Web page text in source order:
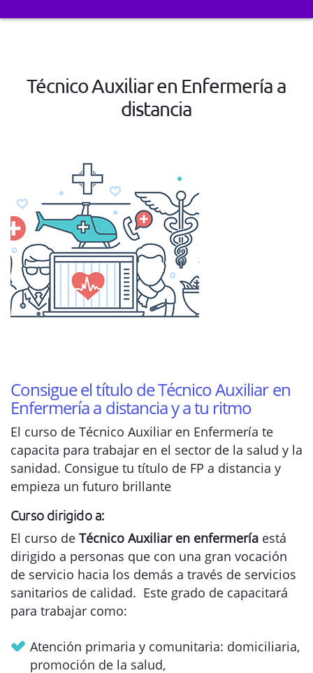
Técnico Auxiliar en Enfermería a
distancia
Consigue el título de Técnico Auxiliar en
Enfermería a distancia y a tu ritmo
El curso de Técnico Auxiliar en Enfermería te
capacita para trabajar en el sector de la salud y la
sanidad. Consigue tu título de FP a distancia y
empieza un futuro brillante
Curso dirigido a:
El curso de Técnico Auxiliar en enfermería está
dirigido a personas que con una gran vocación
de servicio hacia los demás a través de servicios
sanitarios de calidad. Este grado de capacitará
para trabajar como:
Atención primaria y comunitaria: domiciliaria,
promoción de la salud,